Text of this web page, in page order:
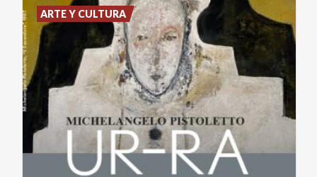
ARTE Y CULTURA